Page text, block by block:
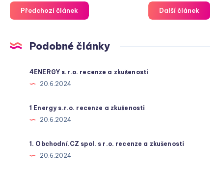
Předchozí článek Další článek
Podobné články
4ENERGY s.r.o. recenze a zkušenosti
20.6.2024
1 Energy s.r.o. recenze a zkušenosti
20.6.2024
1. Obchodní.CZ spol. s r.o. recenze a zkušenosti
20.6.2024